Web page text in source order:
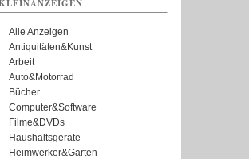
Alle Anzeigen
Antiquitäten&Kunst
Arbeit
Auto&Motorrad
Bücher
Computer&Software
Filme&DVDs
Haushaltsgeräte
Heimwerker&Garten